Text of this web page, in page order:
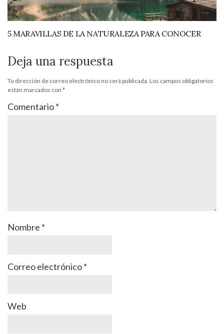
5 MARAVILLAS DE LA NATURALEZA PARA CONOCER
Deja una respuesta
Tu dirección de correo electrónico no será publicada. Los campos obligatorios
están marcados con *
Comentario*
Nombre *
Correo electrónico*
Web